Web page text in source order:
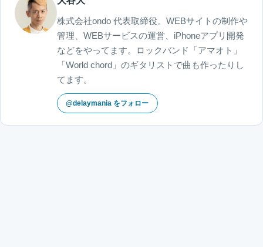
株式会社ondo 代表取締役。WEBサイトの制作や
管理、WEBサービスの運営、iPhoneアプリ開発
などをやってます。ロックバンド「アマオト」
「World chord」のギタリストで曲も作ったりし
てます。
@delaymania をフォロー